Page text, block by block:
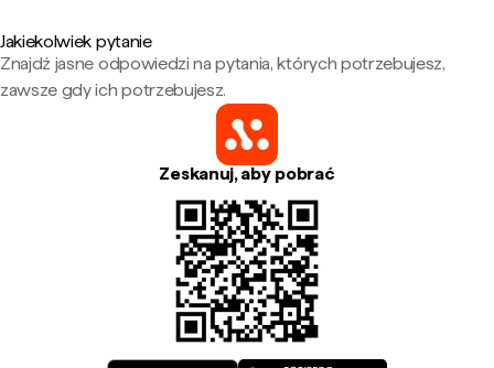
Jakiekolwiek pytanie
Znajdź jasne odpowiedzi na pytania, których potrzebujesz,
zawsze gdy ich potrzebujesz.
Zeskanuj, aby pobrać